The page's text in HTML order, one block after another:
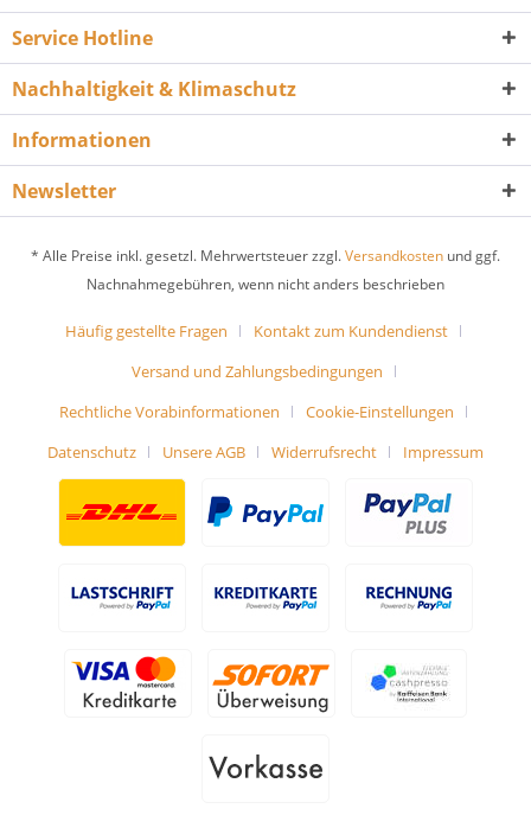
Service Hotline
Nachhaltigkeit & Klimaschutz
Informationen
Newsletter
* Alle Preise inkl. gesetzl. Mehrwertsteuer zzgl.Versandkosten und ggf.
Nachnahmegebühren, wenn nicht anders beschrieben
Häufig gestellte Fragen
Kontakt zum Kundendienst
Versand und Zahlungsbedingungen
Rechtliche Vorabinformationen
Cookie-Einstellungen
Datenschutz
Unsere AGB Widerrufsrecht Impressum